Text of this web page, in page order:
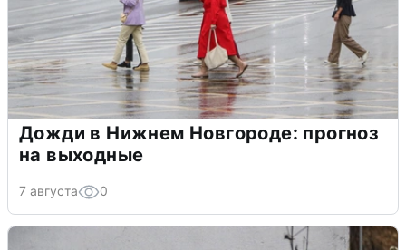
Дожди в Нижнем Новгороде: прогноз
на выходные
7 августа 0